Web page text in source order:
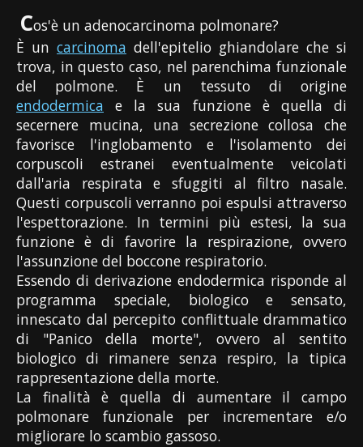
Cos'è un adenocarcinoma polmonare?
È un carcinoma dell'epitelio ghiandolare che si
trova, in questo caso, nel parenchima funzionale
del polmone. È un tessuto di origine
endodermica e la sua funzione è quella di
secernere mucina, una secrezione collosa che
favorisce l'inglobamento e l'isolamento dei
corpuscoli estranei eventualmente veicolati
dall'aria respirata e sfuggiti al filtro nasale.
Questi corpuscoli verranno poi espulsi attraverso
l'espettorazione. In termini più estesi, la sua
funzione è di favorire la respirazione, ovvero
l'assunzione del boccone respiratorio.
Essendo di derivazione endodermica risponde al
programma speciale, biologico e sensato,
innescato dal percepito conflittuale drammatico
di "Panico della morte", ovvero al sentito
biologico di rimanere senza respiro, la tipica
rappresentazione della morte.
La finalità è quella di aumentare il campo
polmonare funzionale per incrementare e/o
migliorare lo scambio gassoso.